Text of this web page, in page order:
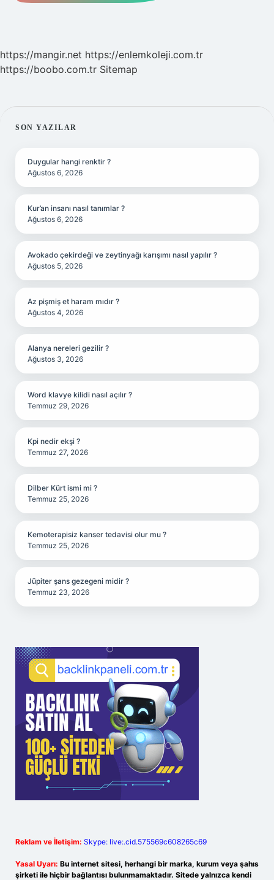
https://mangir.net https://enlemkoleji.com.tr
https://boobo.com.tr Sitemap
SIDEBAR
SON YAZILAR
Duygular hangi renktir ?
Ağustos 6, 2026
Kur’an insanı nasıl tanımlar ?
Ağustos 6, 2026
Avokado çekirdeği ve zeytinyağı karışımı nasıl yapılır ?
Ağustos 5, 2026
Az pişmiş et haram mıdır ?
Ağustos 4, 2026
Alanya nereleri gezilir ?
Ağustos 3, 2026
Word klavye kilidi nasıl açılır ?
Temmuz 29, 2026
Kpi nedir ekşi ?
Temmuz 27, 2026
Dilber Kürt ismi mi ?
Temmuz 25, 2026
Kemoterapisiz kanser tedavisi olur mu ?
Temmuz 25, 2026
Jüpiter şans gezegeni midir ?
Temmuz 23, 2026
Reklam ve İletişim: Skype: live:.cid.575569c608265c69
Yasal Uyarı: Bu internet sitesi, herhangi bir marka, kurum veya şahıs
şirketi ile hiçbir bağlantısı bulunmamaktadır. Sitede yalnızca kendi